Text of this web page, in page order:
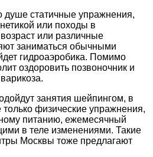
душе статичные упражнения,
или походы в
или различные
заниматься обычными
гидроаэробика. Помимо
оздоровить позвоночник и
занятия шейпингом, в
только физические упражнения,
питанию, ежемесячный
в теле изменениями. Такие
Москвы тоже предлагают